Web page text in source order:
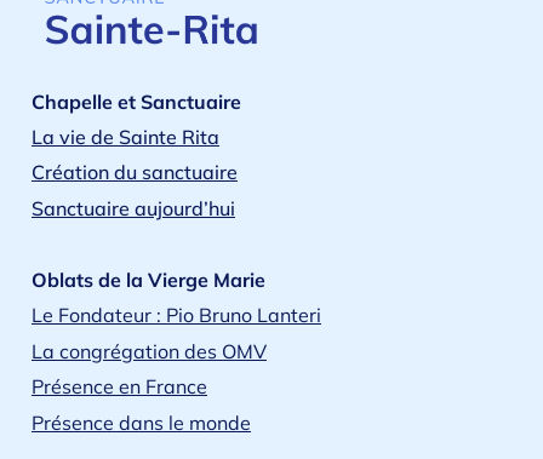
Chapelle et Sanctuaire
La vie de Sainte Rita
Création du sanctuaire
Sanctuaire aujourd’hui
Oblats de la Vierge Marie
Le Fondateur : Pio Bruno Lanteri
La congrégation des OMV
Présence en France
Présence dans le monde